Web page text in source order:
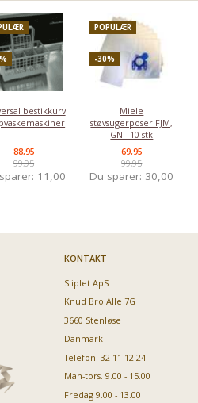
bestikkurv
88,95
99,95
11,00
POPULÆR
-30%
Miele
støvsugerposer FJM,
GN - 10 stk
69,95
99,95
Du sparer: 30,00
KONTAKT
Sliplet ApS
Knud Bro Alle 7G
3660 Stenløse
Danmark
Telefon: 32 11 12 24
Man-tors. 9.00 - 15.00
Fredag 9.00 - 13.00